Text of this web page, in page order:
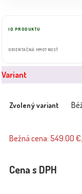
ID PRODUKTU
ORIENTAČNÁ HMOTNOSŤ
Variant
Zvolený variant
Bežná cena: 549.00
Cena s DPH